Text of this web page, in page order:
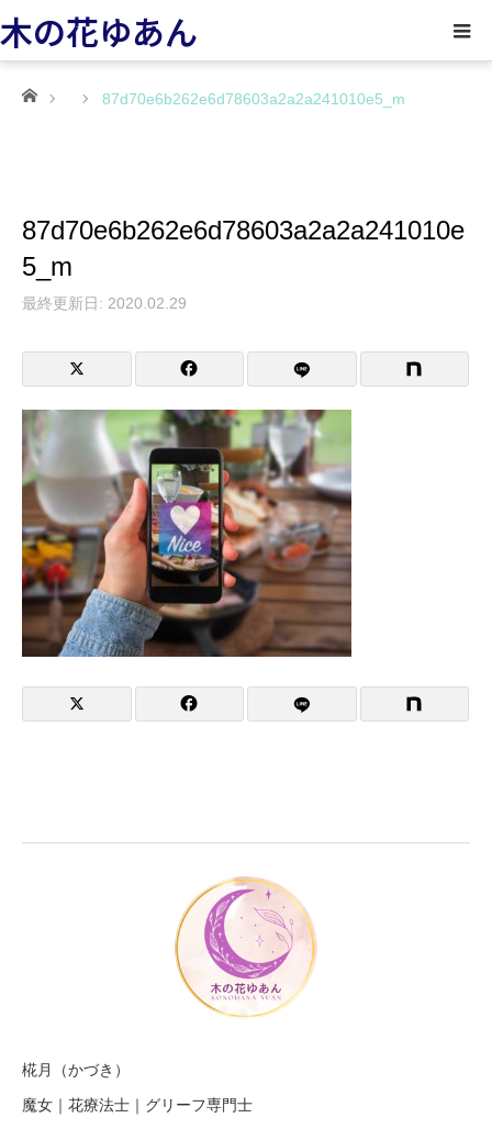
木の花ゆあん
ホーム 87d70e6b262e6d78603a2a2a241010e5_m
87d70e6b262e6d78603a2a2a241010e
5_m
最終更新日: 2020.02.29
椛月（かづき）
魔女｜花療法士｜グリーフ専門士